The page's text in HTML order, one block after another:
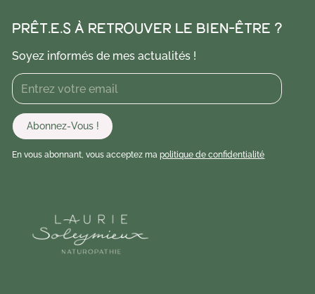
PRÊT.E.S À RETROUVER LE BIEN-ÊTRE ?
Soyez informés de mes actualités !
En vous abonnant, vous acceptez mapolitique de confidentialité